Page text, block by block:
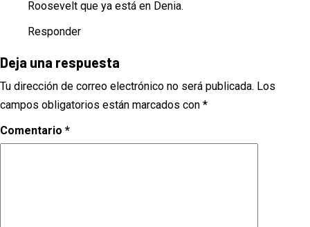
Roosevelt que ya está en Denia.
Responder
Deja una respuesta
Tu dirección de correo electrónico no será publicada. Los
campos obligatorios están marcados con *
Comentario *